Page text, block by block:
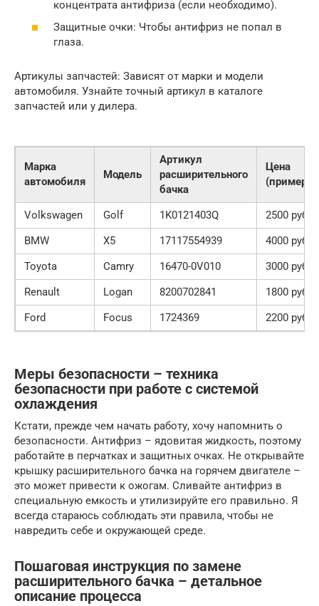
концентрата антифриза (если необходимо).
Защитные очки: Чтобы антифриз не попал в
глаза.
Артикулы запчастей: Зависят от марки и модели
автомобиля. Узнайте точный артикул в каталоге
запчастей или у дилера.
Марка
автомобиля
Модель
Артикул
расширительного
бачка
Цена
Volkswagen Golf 1K0121403Q
2500 руб.
BMW
X5 17117554939
4000 руб.
Toyota
Camry 16470-0V010
3000 руб.
Renault
Logan 8200702841
1800 руб.
Ford
Focus 1724369 2200 руб.
Меры безопасности – техника
безопасности при работе с системой
охлаждения
Кстати, прежде чем начать работу, хочу напомнить о
безопасности. Антифриз – ядовитая жидкость, поэтому
работайте в перчатках и защитных очках. Не открывайте
крышку расширительного бачка на горячем двигателе –
это может привести к ожогам. Сливайте антифриз в
специальную емкость и утилизируйте его правильно. Я
всегда стараюсь соблюдать эти правила, чтобы не
навредить себе и окружающей среде.
Пошаговая инструкция по замене
расширительного бачка – детальное
описание процесса